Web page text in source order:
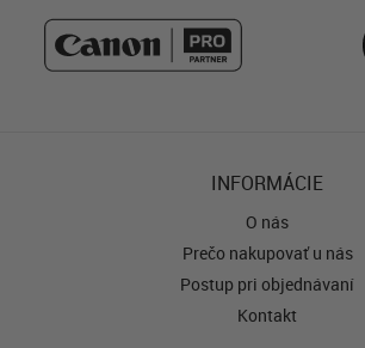
INFORMÁCIE
O nás
Prečo nakupovať u nás
Postup pri objednávaní
Kontakt